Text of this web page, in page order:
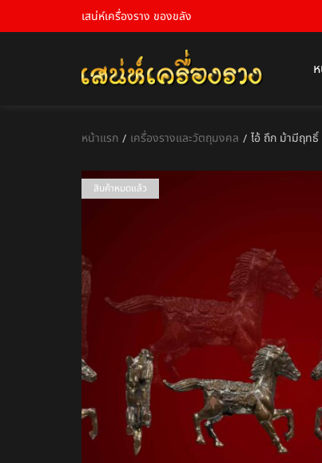
เสน่ห์เครื่องราง ของขลัง
หน้าแรก / เครื่องรางและวัตถุมงคล / ไอ้ ถึก ม้ามีฤทธิ์
สินค้าหมดแล้ว